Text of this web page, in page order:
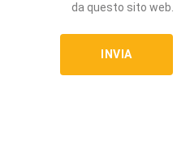
da questo sito web.